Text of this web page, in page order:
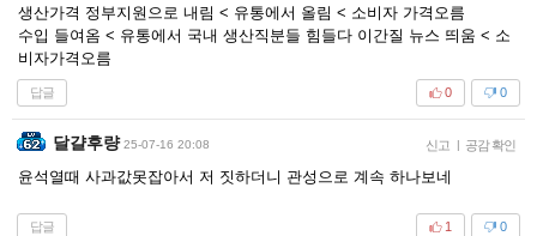
생산가격 정부지원으로 내림 < 유통에서 올림 < 소비자 가격오름
수입 들여옴 < 유통에서 국내 생산직분들 힘들다 이간질 뉴스 띄움 < 소
비자가격오름
답글 0
0
달걀후량 25-07-16 20:08 신고 | 공감 확인
윤석열때 사과값못잡아서 저 짓하더니 관성으로 계속 하나보네
답글 0
1